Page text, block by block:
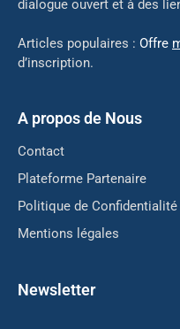
dialogue ouvert et à des
Articles populaires : Offre
d’inscription.
A propos de Nous
Contact
Plateforme Partenaire
Politique de Confidentialité
Mentions légales
Newsletter